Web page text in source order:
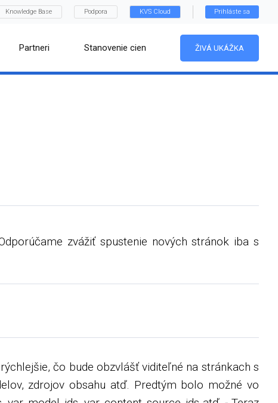
Knowledge Base Podpora KVS Cloud Prihláste sa
Partneri Stanovenie cien ŽIVÁ UKÁŽKA
zvážiť spustenie nových stránok iba s
čo bude obzvlášť viditeľné na stránkach s
zdrojov obsahu atď. Predtým bolo možné vo